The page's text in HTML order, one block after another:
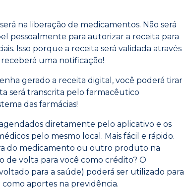
na liberação de medicamentos. Não será
pessoalmente para autorizar a receita para
Isso porque a receita será validada através
uma notificação!
gerado a receita digital, você poderá tirar
será transcrita pelo farmacêutico
das farmácias!
diretamente pelo aplicativo e os
pelo mesmo local. Mais fácil e rápido.
do medicamento ou outro produto na
de volta para você como crédito? O
para a saúde) poderá ser utilizado para
aportes na previdência.